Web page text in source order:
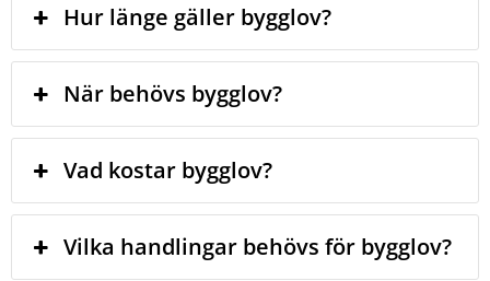
Hur länge gäller bygglov?
När behövs bygglov?
Vad kostar bygglov?
Vilka handlingar behövs för bygglov?